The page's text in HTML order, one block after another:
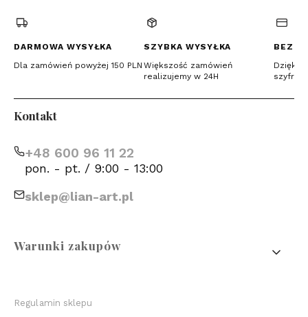
karcie)
nowej
karcie)
nowej
karcie)
DARMOWA WYSYŁKA
Dla zamówień powyżej 150 PLN
SZYBKA WYSYŁKA
Większość zamówień
realizujemy w 24H
Dzięki
Kontakt
+48 600 96 11 22
pon. - pt. / 9:00 - 13:00
sklep@lian-art.pl
Linki w stopce
Warunki zakupów
Regulamin sklepu